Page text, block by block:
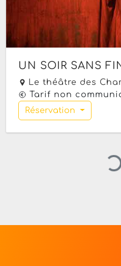
UN SOIR SANS
Le théâtre des
Tarif non
Réservation